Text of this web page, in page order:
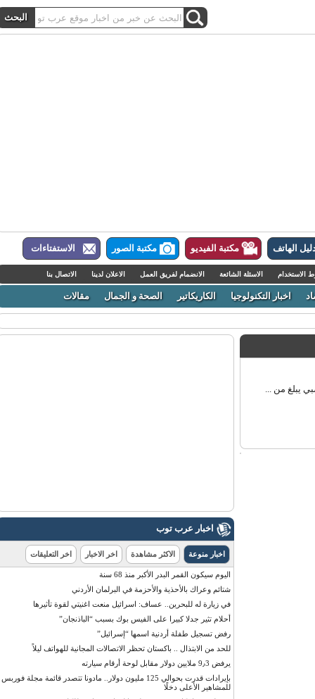
الهاتف مكتبة الفيديو مكتبة الصور الاستفتاءات
الاسئلة الشائعة الانضمام لفريق العمل الاعلان لدينا الاتصال بنا
اخبار التكنولوجيا الكاريكاتير الصحة و الجمال مقالات
اخبار عرب توب
اخبار منوعة الاكثر مشاهدة اخر الاخبار اخر التعليقات
اليوم سيكون القمر البدر الأكبر منذ 68 سنة
شتائم وعراك بالأحذية والأحزمة في البرلمان الأردني
في زيارة له للبحرين.. عساف: اسرائيل منعت اغنيتي لقوة تأثيرها
أحلام تثير جدلا كبيرا على الفيس بوك بسبب “الباذنجان”
رفض تسجيل طفلة أردنية اسمها “إسرائيل”
للحد من الابتذال .. باكستان تحظر الاتصالات المجانية للهواتف ليلاً
يرفض 9٫3 ملايين دولار مقابل لوحة أرقام سيارته
بإيرادات قدرت بحوالي 125 مليون دولار.. مادونا تتصدر قائمة مجلة فوربس
للمشاهير الأعلى دخلًا